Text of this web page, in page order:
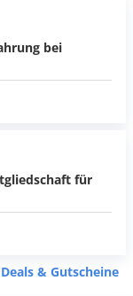
bei
für
& Gutscheine